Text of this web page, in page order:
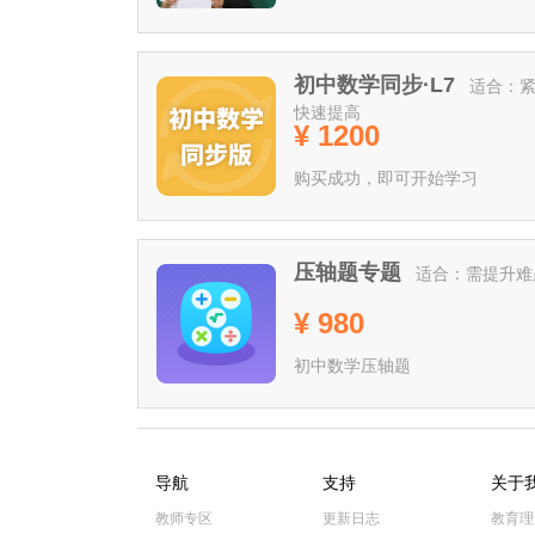
初中数学同步·L7
适合：
快速提高
¥ 1200
购买成功，即可开始学习
压轴题专题 适合：需提升
¥ 980
初中数学压轴题
导航
教师专区
支持
更新日志
关于
教育